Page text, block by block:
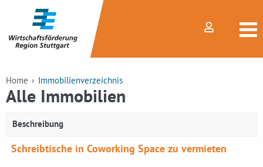
Home Immobilienverzeichnis
Alle Immobilien
Beschreibung
Schreibtische in Coworking Space zu vermieten